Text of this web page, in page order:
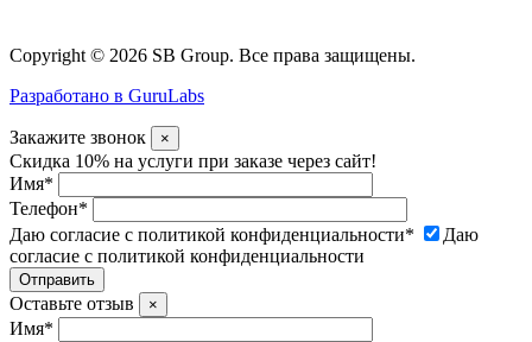
Copyright © 2026 SB Group. Все права защищены.
Разработано в GuruLabs
Закажите звонок ×
Скидка 10% на услуги при заказе через сайт!
Имя*
Телефон*
Даю согласие с политикой конфиденциальности*
Даю
согласие с политикой конфиденциальности
Оставьте отзыв ×
Имя*